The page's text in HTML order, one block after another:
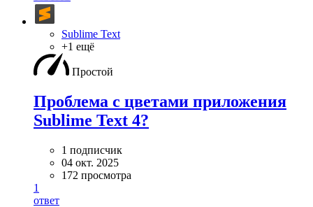
Sublime Text
+1 ещё
Простой
Проблема с цветами приложения
Sublime Text 4?
1 подписчик
04 окт. 2025
172 просмотра
1
ответ